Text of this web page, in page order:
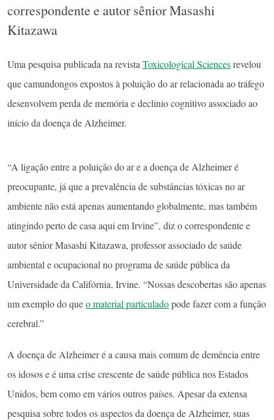
correspondente e autor sênior Masashi
Kitazawa
Uma pesquisa publicada na revista Toxicological Sciencesrevelou
que camundongos expostos à poluição do ar relacionada ao tráfego
desenvolvem perda de memória e declínio cognitivo associado ao
início da doença de Alzheimer.
“A ligação entre a poluição do ar e a doença de Alzheimer é
preocupante, já que a prevalência de substâncias tóxicas no ar
ambiente não está apenas aumentando globalmente, mas também
atingindo perto de casa aqui em Irvine”, diz o correspondente e
autor sênior Masashi Kitazawa, professor associado de saúde
ambiental e ocupacional no programa de saúde pública da
Universidade da Califórnia, Irvine. “Nossas descobertas são apenas
um exemplo do queo material particuladopode fazer com a função
cerebral.”
A doença de Alzheimer é a causa mais comum de demência entre
os idosos e é uma crise crescente de saúde pública nos Estados
Unidos, bem como em vários outros países. Apesar da extensa
pesquisa sobre todos os aspectos da doença de Alzheimer, suas